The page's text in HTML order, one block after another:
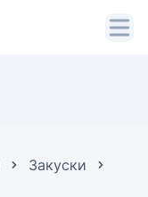
Закуски